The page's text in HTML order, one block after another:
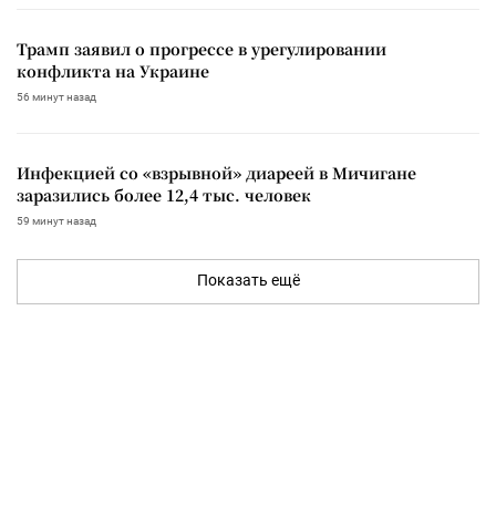
Трамп заявил о прогрессе в урегулировании
конфликта на Украине
56 минут назад
Инфекцией со «взрывной» диареей в Мичигане
заразились более 12,4 тыс. человек
59 минут назад
Показать ещё